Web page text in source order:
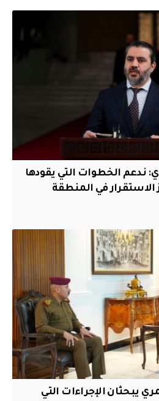
ندعم الخطوات التي يقودها
الاستقرار في المنطقة
يبحثان الإجراءات التي